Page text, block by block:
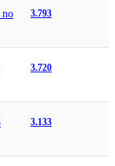
no
3.793
3.720
3.133